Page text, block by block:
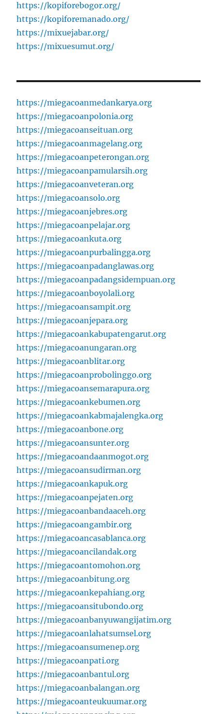
https://kopiforebogor.org/
https://kopiforemanado.org/
https://mixuejabar.org/
https://mixuesumut.org/
https://miegacoanmedankarya.org
https://miegacoanpolonia.org
https://miegacoanseituan.org
https://miegacoanmagelang.org
https://miegacoanpeterongan.org
https://miegacoanpamularsih.org
https://miegacoanveteran.org
https://miegacoansolo.org
https://miegacoanjebres.org
https://miegacoanpelajar.org
https://miegacoankuta.org
https://miegacoanpurbalingga.org
https://miegacoanpadanglawas.org
https://miegacoanpadangsidempuan.org
https://miegacoanboyolali.org
https://miegacoansampit.org
https://miegacoanjepara.org
https://miegacoankabupatengarut.org
https://miegacoanungaran.org
https://miegacoanblitar.org
https://miegacoanprobolinggo.org
https://miegacoansemarapura.org
https://miegacoankebumen.org
https://miegacoankabmajalengka.org
https://miegacoanbone.org
https://miegacoansunter.org
https://miegacoandaanmogot.org
https://miegacoansudirman.org
https://miegacoankapuk.org
https://miegacoanpejaten.org
https://miegacoanbandaaceh.org
https://miegacoangambir.org
https://miegacoancasablanca.org
https://miegacoancilandak.org
https://miegacoantomohon.org
https://miegacoanbitung.org
https://miegacoankepahiang.org
https://miegacoansitubondo.org
https://miegacoanbanyuwangijatim.org
https://miegacoanlahatsumsel.org
https://miegacoansumenep.org
https://miegacoanpati.org
https://miegacoanbantul.org
https://miegacoanbalangan.org
https://miegacoanteukuumar.org